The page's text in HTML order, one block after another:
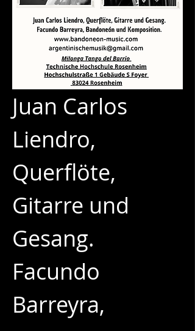
Juan Carlos
Liendro,
Querflöte,
Gitarre und
Gesang.
Facundo
Barreyra,